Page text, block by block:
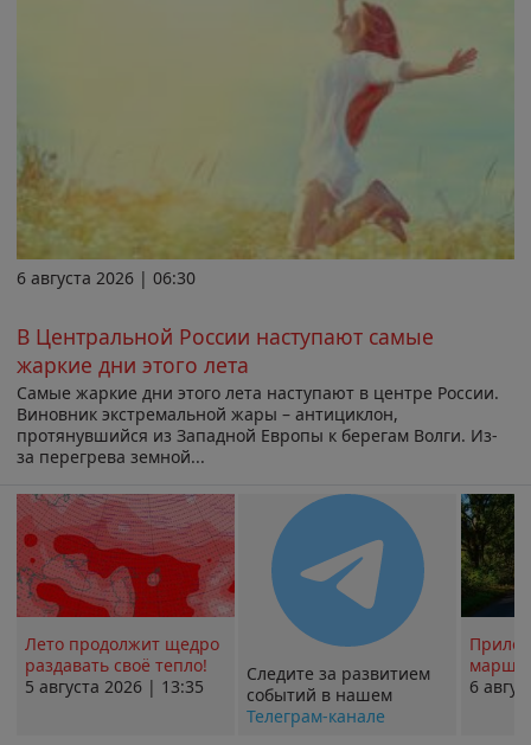
6 августа 2026 | 06:30
В Центральной России наступают самые
жаркие дни этого лета
Самые жаркие дни этого лета наступают в центре России.
Виновник экстремальной жары – антициклон,
протянувшийся из Западной Европы к берегам Волги. Из-
за перегрева земной...
Лето продолжит щедро
раздавать своё тепло!
5 августа 2026 | 13:35
Следите за развитием
событий в нашем
Телеграм-канале
6